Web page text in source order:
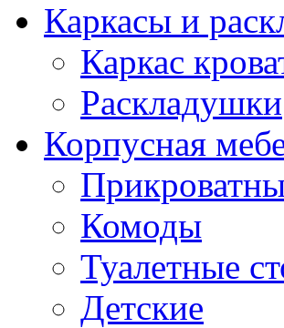
Каркасы и
Каркас
Раскладушки
Корпусная
Комоды
Туалетные
Детские